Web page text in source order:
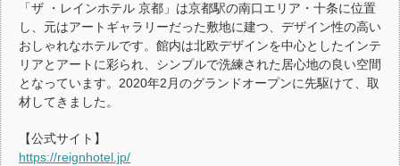
「ザ ・レインホテル 京都」は京都駅の南口エリア・十条に位置
し、元はアートギャラリーだった敷地に建つ、デザイン性の高い
おしゃれなホテルです。館内は北欧デザインを中心としたインテ
リアとアートに彩られ、シンプルで洗練された居心地の良い空間
となっています。2020年2月のグランドオープンに先駆けて、取
材してきました。
【公式サイト】
https://reignhotel.jp/